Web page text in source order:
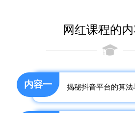
网红课程的
内容一 揭秘抖音平台的算法